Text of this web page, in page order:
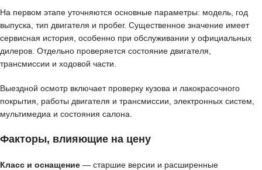
На первом этапе уточняются основные параметры: модель, год
выпуска, тип двигателя и пробег. Существенное значение имеет
сервисная история, особенно при обслуживании у официальных
дилеров. Отдельно проверяется состояние двигателя,
трансмиссии и ходовой части.
Выездной осмотр включает проверку кузова и лакокрасочного
покрытия, работы двигателя и трансмиссии, электронных систем,
мультимедиа и состояния салона.
Факторы, влияющие на цену
Класс и оснащение — старшие версии и расширенные